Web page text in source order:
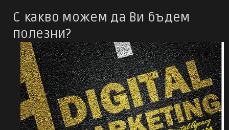
С какво можем да Ви бъдем
полезни?